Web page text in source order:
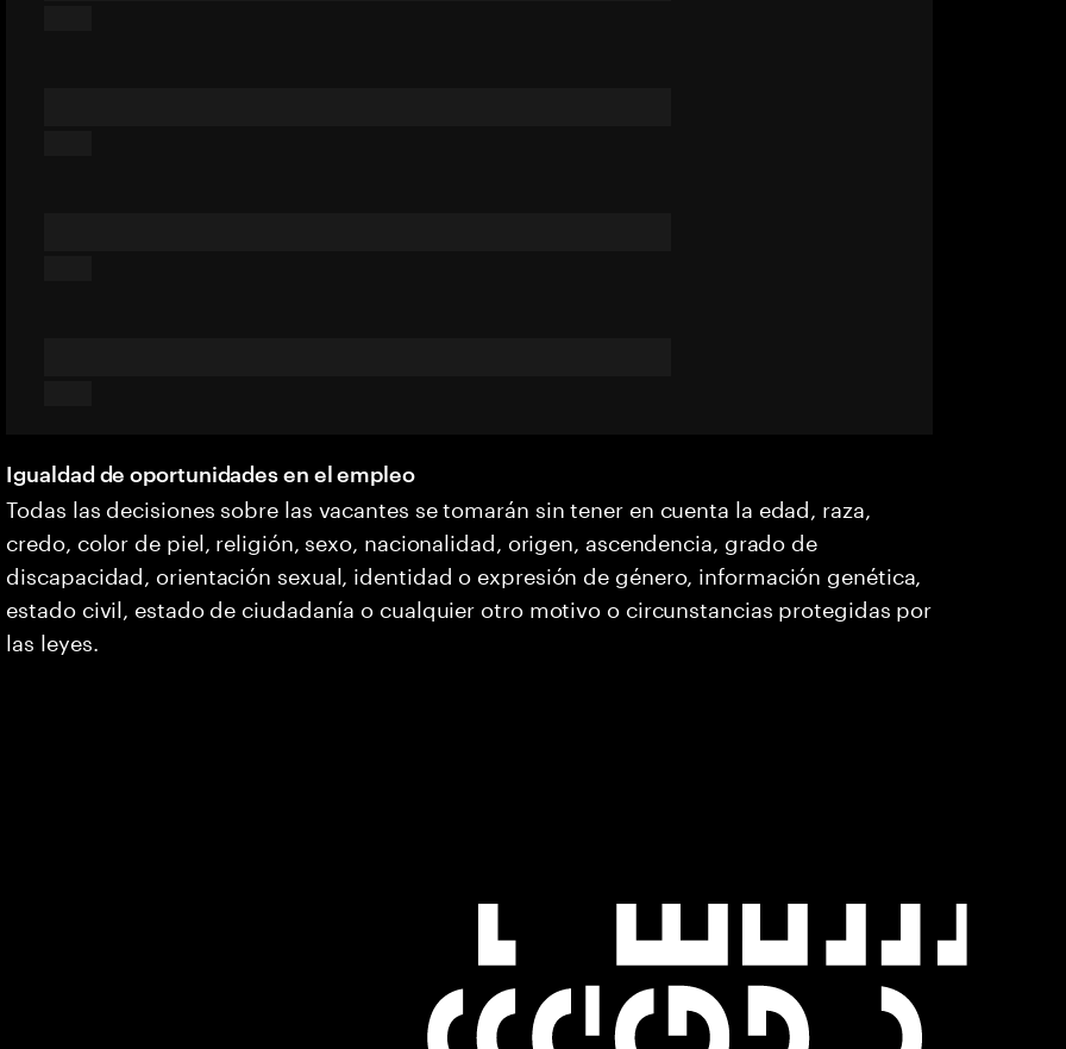
Igualdad de oportunidades en el empleo
Todas las decisiones sobre las vacantes se tomarán sin tener en cuenta la edad, raza,
credo, color de piel, religión, sexo, nacionalidad, origen, ascendencia, grado de
discapacidad, orientación sexual, identidad o expresión de género, información genética,
estado civil, estado de ciudadanía o cualquier otro motivo o circunstancias protegidas por
las leyes.